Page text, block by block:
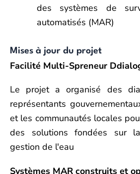
des systèmes de
automatisés (MAR)
Mises à jour du projet
Facilité Multi-Spreneur D
Le projet a organisé des
représentants
et les communautés locales
des solutions fondées sur
gestion de l'eau
Systèmes MAR construits et